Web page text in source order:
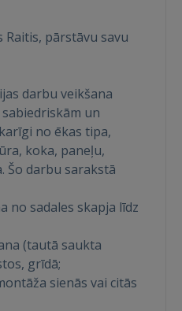
pārstāvu savu
darbu veikšana
un
no ēkas tipa,
koka, paneļu,
Šo darbu sarakstā
no sadales skapja līdz
(tautā saukta
grīdā;
sienās vai citās